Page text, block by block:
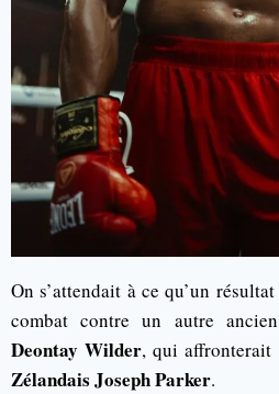
On s’attendait à ce qu’un
combat contre un autre
Deontay Wilder, qui
Zélandais Joseph Parker.